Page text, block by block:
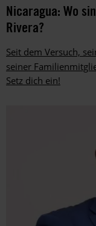
Nicaragua: Wo
Rivera?
Seit dem Versuch,
seiner
Setz dich ein!